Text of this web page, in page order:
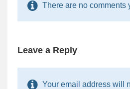
There are no comments
Leave a Reply
Your email address will